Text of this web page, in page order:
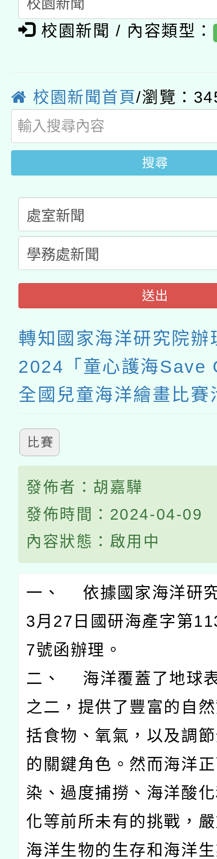
礎課程
A3數位素養講師名單
「數位內容與教學軟
薪期間赴陸應申請許可
轉知經濟部水利署委託
業技術研究院辦理「
用水績優單位及節水達
115年8月22日(星期六
桃園市孔廟祈福系列
開 智慧啟航」
2026年桃園地景藝術
校園新聞 / 內容類型：
校園新聞首頁/瀏覽：
搜尋
送出
轉知國家海洋研究院辦
2024「童心護海Save
全國兒童海洋繪畫比賽
比賽
發佈者：胡嘉驊
發佈時間：2024-04-09
內容狀態：啟用中
一、 依據國家海洋研
3月27日國研海產字第
7號函辦理。
二、 海洋覆蓋了地球
之二，提供了豐富的自
括食物、氧氣，以及調
的關鍵角色。然而海洋
染、過度捕撈、海洋酸
化等前所未有的挑戰，
海洋生物的生存和海洋